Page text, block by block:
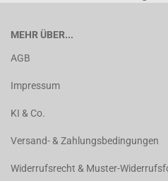
MEHR ÜBER...
AGB
Impressum
KI & Co.
Versand- & Zahlungsbedingungen
Widerrufsrecht & Muster-